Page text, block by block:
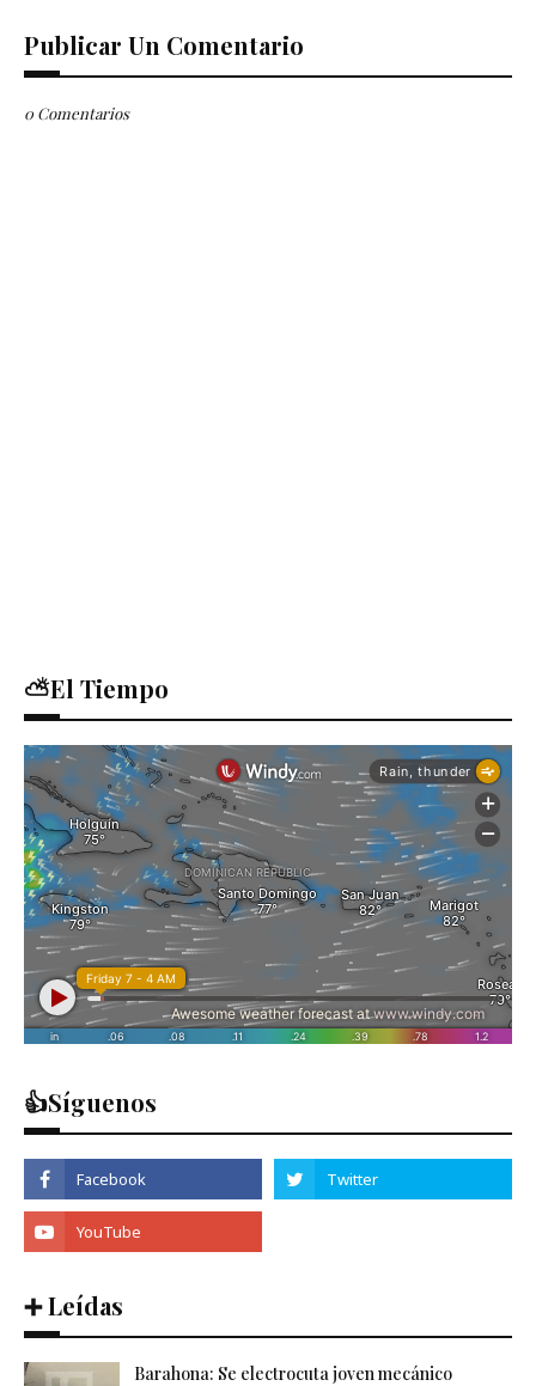
Publicar Un Comentario
0 Comentarios
⛅El Tiempo
👍Síguenos
➕ Leídas
Barahona: Se electrocuta joven mecánico